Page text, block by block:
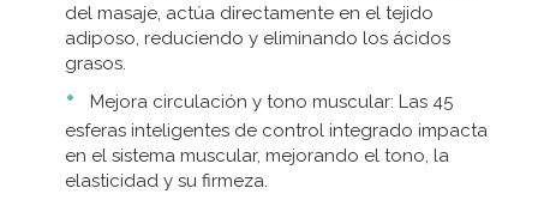
del masaje, actúa directamente en el tejido
adiposo, reduciendo y eliminando los ácidos
grasos.
Mejora circulación y tono muscular: Las 45
esferas inteligentes de control integrado impacta
en el sistema muscular, mejorando el tono, la
elasticidad y su firmeza.